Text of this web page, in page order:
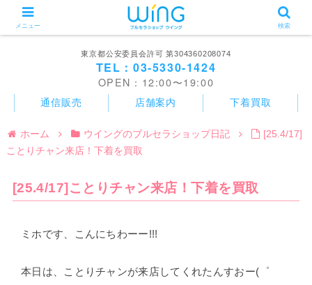
東京都公安委員会許可 第304360208074
TEL：03-5330-1424
OPEN：12:00〜19:00
通信販売 店舗案内 下着買取
ホーム ウイングのブルセラショップ日記
[25.4/17]
ことりチャン来店！下着を買取
[25.4/17]ことりチャン来店！下着を買取
ミホです、こんにちわーー!!!
本日は、ことりチャンが来店してくれたんすおー(゜
メニュー 検索